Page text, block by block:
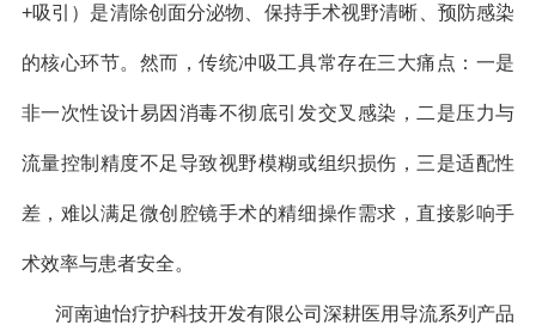
+吸引）是清除创面分泌物、保持手术视野清晰、预防感染
的核心环节。然而，传统冲吸工具常存在三大痛点：一是
非一次性设计易因消毒不彻底引发交叉感染，二是压力与
流量控制精度不足导致视野模糊或组织损伤，三是适配性
差，难以满足微创腔镜手术的精细操作需求，直接影响手
术效率与患者安全。
河南迪怡疗护科技开发有限公司深耕医用导流系列产品